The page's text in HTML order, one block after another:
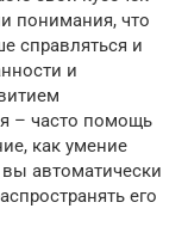
понимания, что
справляться и
и
– часто помощь
как умение
вы автоматически
его